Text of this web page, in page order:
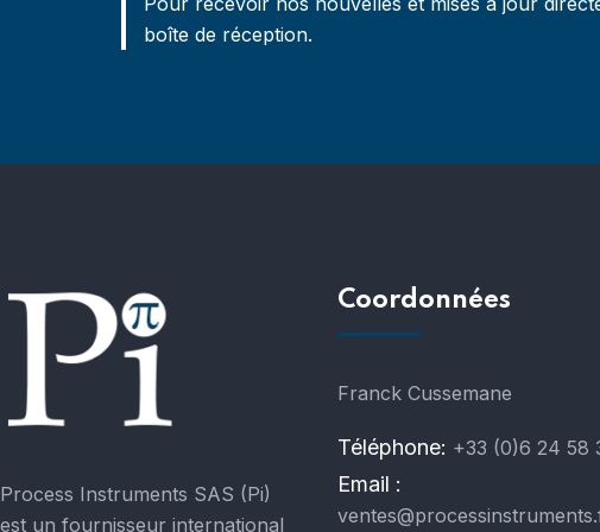
boîte de réception.
Process Instruments SAS (Pi)
est un fournisseur international
Coordonnées
Franck Cussemane
Téléphone: +33 (0)6 24 58
Email :